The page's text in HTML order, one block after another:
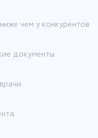
чем у конкурентов
документы